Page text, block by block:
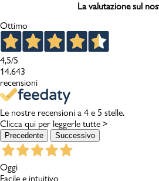
La valutazione sul
Ottimo
4,5/5
14.643
recensioni
Le nostre recensioni a 4 e 5 stelle.
Clicca qui per leggerle tutte >
Precedente Successivo
Oggi
Facile e intuitivo